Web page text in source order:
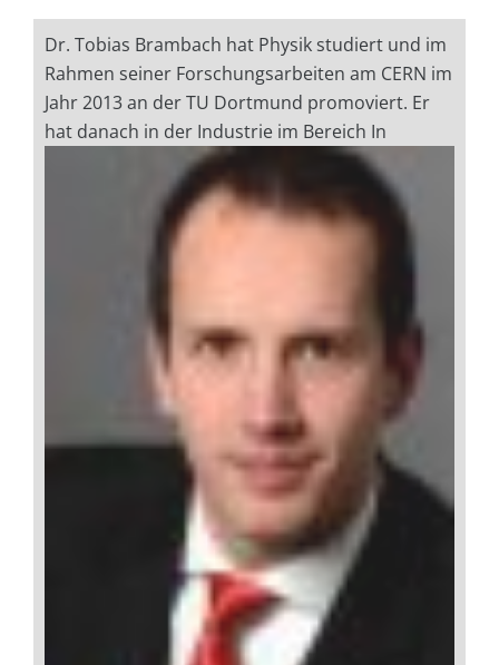
Dr. Tobias Brambach hat Physik studiert und im
Rahmen seiner Forschungsarbeiten am CERN im
Jahr 2013 an der TU Dortmund promoviert. Er
hat danach in der Industrie im Bereich In